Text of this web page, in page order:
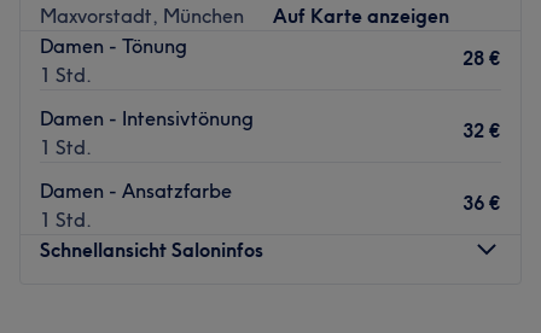
Maxvorstadt, München
Auf Karte anzeigen
Damen - Tönung
1 Std.
28 €
Damen - Intensivtönung
1 Std.
32 €
Damen - Ansatzfarbe
1 Std.
36 €
Schnellansicht Saloninfos